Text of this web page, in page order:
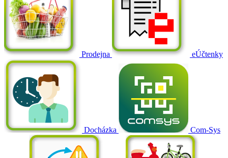
Prodejna eÚčtenky
Docházka Com-Sys